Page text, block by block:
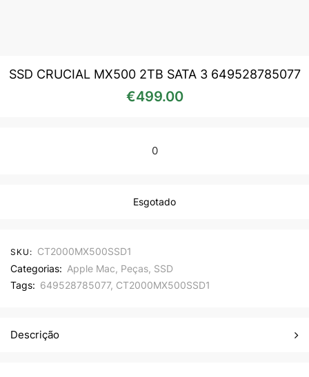
SSD CRUCIAL MX500 2TB SATA 3 649528785077
€499.00
0
Esgotado
SKU: CT2000MX500SSD1
Categorias: Apple Mac, Peças, SSD
Tags: 649528785077, CT2000MX500SSD1
Descrição